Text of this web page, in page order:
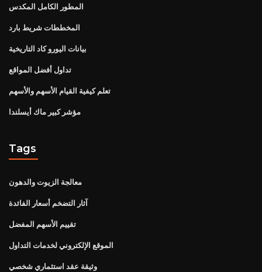
المطور الكامل المكدس
المخططات شريط بارد
بيانات اليورو كاد التاريخية
تداول أفضل المواقع
تعلم كيفية القيام الأسهم والأسهم
مؤشر كبير ماك أيسلندا
Tags
معالجة الزيوت والدهون
آثار التضخم أسعار الفائدة
تقييم الأسهم المفضل
الموقع الإلكتروني لخدمات التداول
وثيقة عقد استثماري شخصي